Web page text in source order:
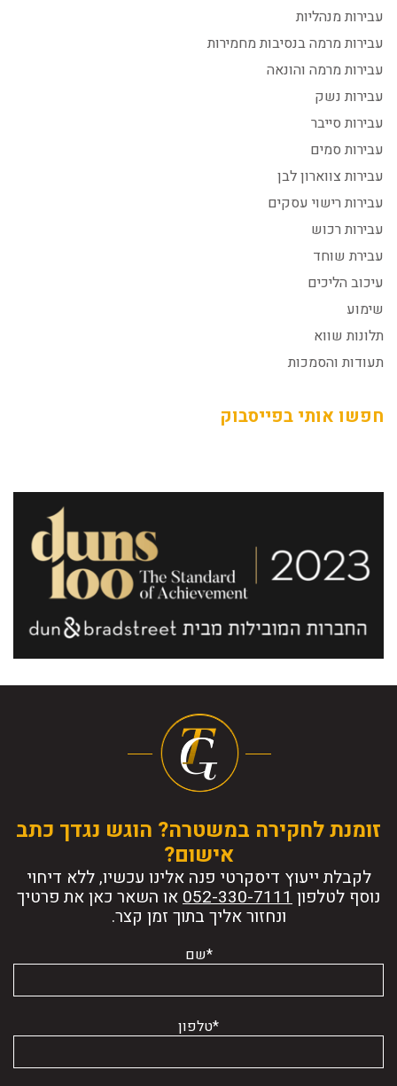
עבירות מנהליות
עבירות מרמה בנסיבות מחמירות
עבירות מרמה והונאה
עבירות נשק
עבירות סייבר
עבירות סמים
עבירות צווארון לבן
עבירות רישוי עסקים
עבירות רכוש
עבירת שוחד
עיכוב הליכים
שימוע
תלונות שווא
תעודות והסמכות
חפשו אותי בפייסבוק
זומנת לחקירה במשטרה? הוגש נגדך כתב
אישום?
לקבלת ייעוץ דיסקרטי פנה אלינו עכשיו, ללא דיחוי
נוסף לטלפון או השאר כאן את פרטיך
ונחזור אליך בתוך זמן קצר.
*שם
*טלפון